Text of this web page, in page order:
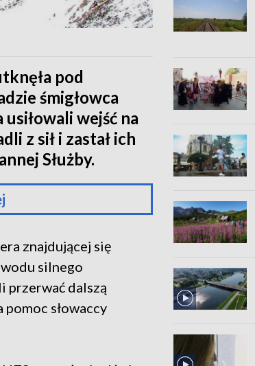
pod
śmigłowca
wejść na
z sił i zastał ich
Służby.
znajdującej się
silnego
przerwać dalszą
słowaccy